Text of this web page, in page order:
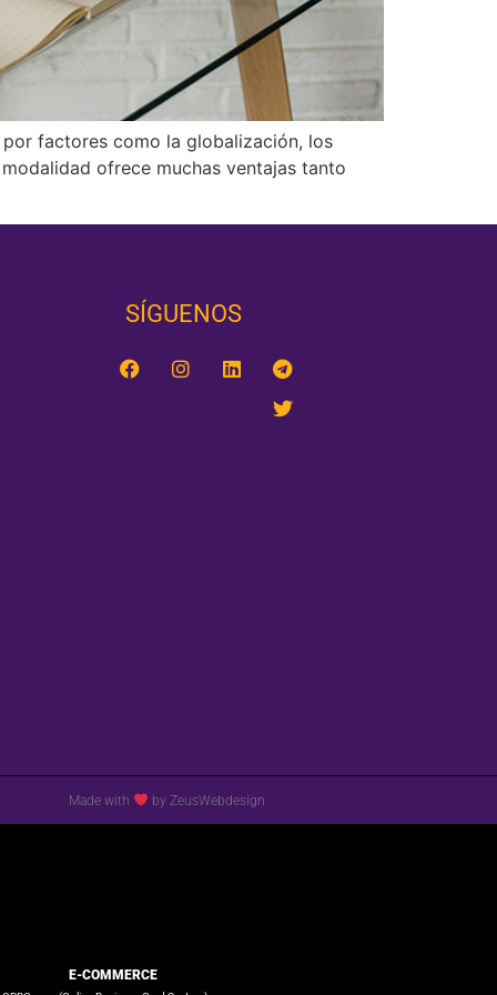
factores como la globalización, los
ofrece muchas ventajas tanto
SÍGUENOS‎
Made with by ZeusWebdesign
E-COMMERCE